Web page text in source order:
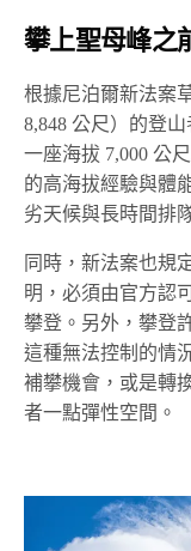
攀上聖母峰之
根據尼泊爾新法案
8,848 公尺）的登
一座海拔 7,000 公
的高海拔經驗與體
劣天候與長時間排
同時，新法案也規
明，必須由官方認
攀登。另外，攀登
這種無法控制的情
補攀機會，或是轉
者一點彈性空間。